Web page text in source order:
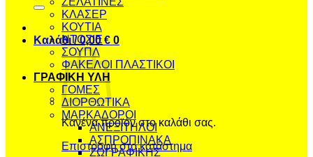
Καλάθι /0,00€ 0
Κανένα προϊόν στο καλάθι σας.
Επιστροφή στο κατάστημα
ΚΛΑΣΕΡ
ΚΟΥΤΙΑ
ΝΤΟΣΙΕ
ΣΟΥΠΛ
ΦΑΚΕΛΟΙ ΠΛΑΣΤΙΚΟΙ
ΓΡΑΦΙΚΗ ΥΛΗ
ΓΟΜΕΣ
ΔΙΟΡΘΩΤΙΚΑ
ΜΑΡΚΑΔΟΡΟΙ
ΑΝΕΞΙΤΗΛΟΙ
ΑΣΠΡΟΠΙΝΑΚΑ
ΖΩΓΡΑΦΙΚΗΣ